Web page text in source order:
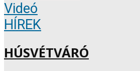
Videó
HÍREK
HÚSVÉTVÁRÓ